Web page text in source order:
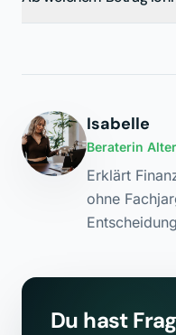
Isabelle
Beraterin
Erklärt
ohne
Du hast